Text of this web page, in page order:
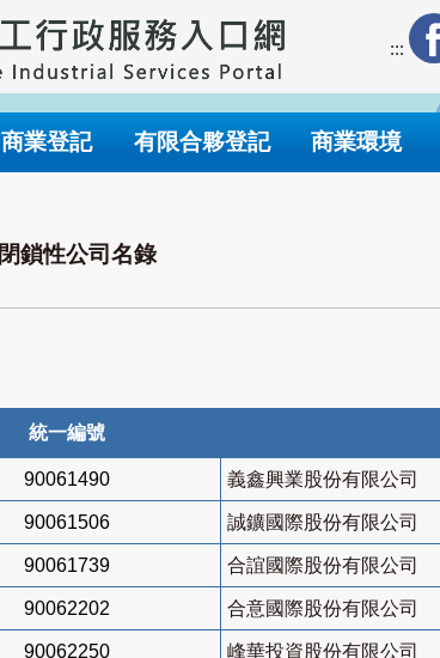
:::
商業登記 有限合夥登記 商業環境
閉鎖性公司名錄
統一編號
90061490 義鑫興業股份有限公司
90061506 誠鑛國際股份有限公司
90061739 合誼國際股份有限公司
90062202 合意國際股份有限公司
90062250 峰華投資股份有限公司